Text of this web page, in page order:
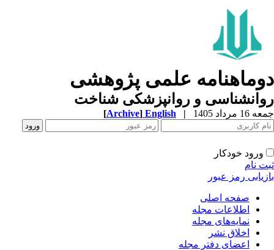
علمی پژوهشی
و روانپزشکی شناخت
مرداد 1405 |
English
[Archive]
ورود خودکار
نام
رمز عبور
صفحه اصلی
اطلاعات مجله
نمایه‌های مجله
اخلاق نشر
اعضای دفتر مجله